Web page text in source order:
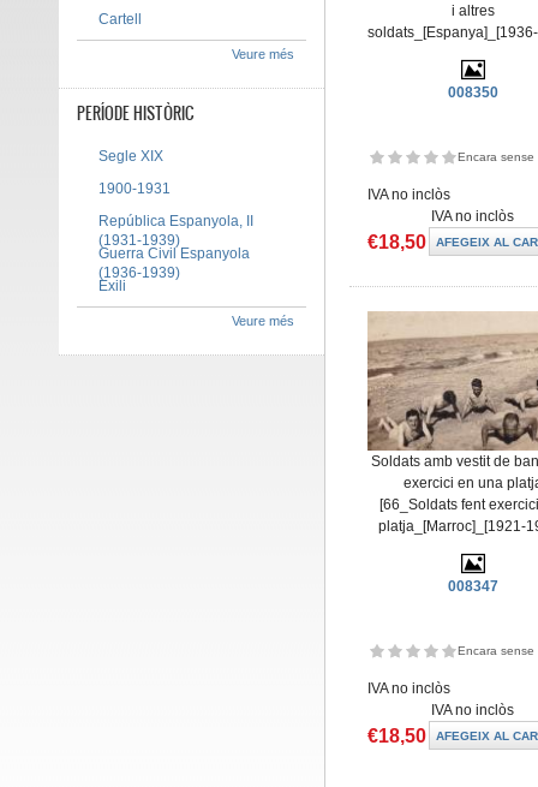
i altres
008350
Encara sense
IVA no inclòs
IVA no inclòs
€18,50
Soldats amb vestit de
exercici en una
[66_Soldats fent
platja_[Marroc]_[1921-
008347
Encara sense
IVA no inclòs
IVA no inclòs
€18,50
Cartell
Veure més
PERÍODE HISTÒRIC
Segle XIX
1900-1931
República Espanyola, II
(1931-1939)
Guerra Civil Espanyola
(1936-1939)
Exili
Veure més